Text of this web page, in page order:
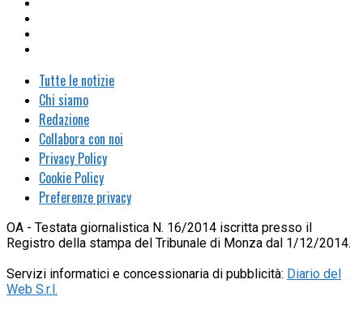
Tutte le notizie
Chi siamo
Redazione
Collabora con noi
Privacy Policy
Cookie Policy
Preferenze privacy
OA - Testata giornalistica N. 16/2014 iscritta presso il
Registro della stampa del Tribunale di Monza dal 1/12/2014.
Servizi informatici e concessionaria di pubblicità: Diario del
Web S.r.l.